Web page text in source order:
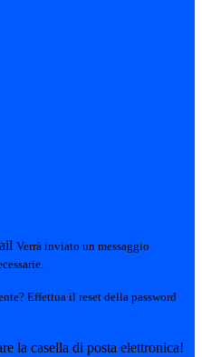
Verrà inviato un messaggio
Effettua il reset della password
la casella di posta elettronica!